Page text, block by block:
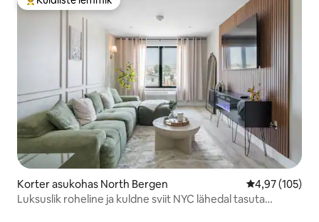
Külaliste suur lemmik
Korter asukohas North Bergen Keskmine
4,97 (105)
Luksuslik roheline ja kuldne sviit NYC lähedal tasuta